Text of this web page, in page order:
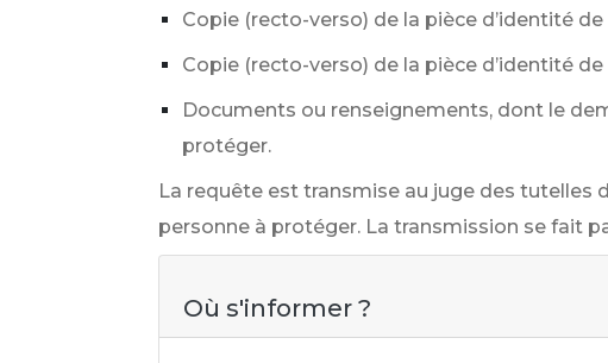
Copie (recto-verso) de la pièce d’identité
Copie (recto-verso) de la pièce d’identité
Documents ou renseignements, dont le
protéger.
La requête est transmise au juge des tutelles
personne à protéger. La transmission se fait
Où s'informer ?